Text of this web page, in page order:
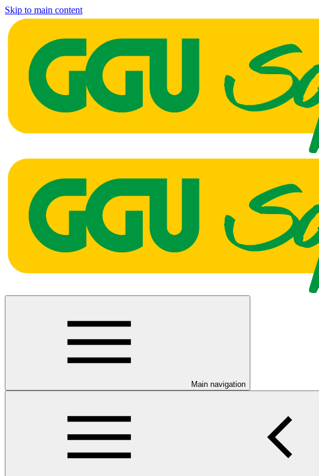
Skip to main content
Main navigation